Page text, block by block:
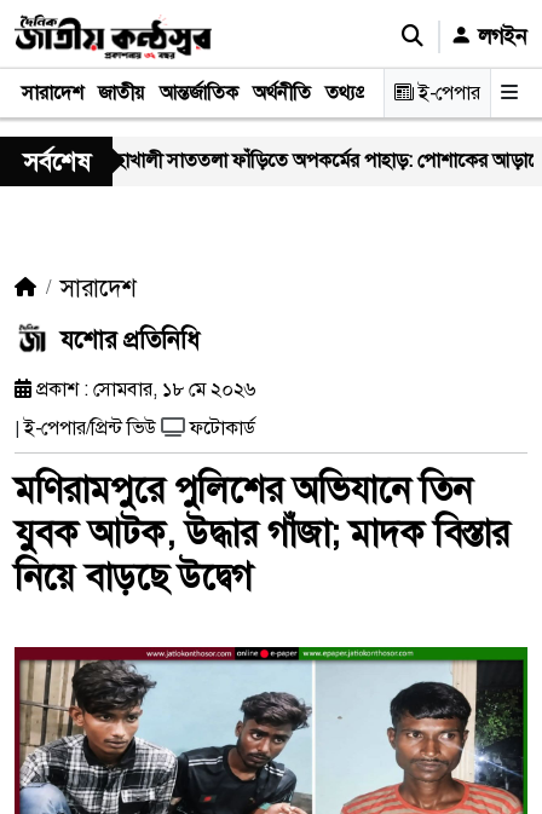
লগইন
সারাদেশ জাতীয় আন্তর্জাতিক অর্থনীতি তথ্যপ্রযুক্তি স্বাস্থ্য আইন-
ই-পেপার
সর্বশেষ
মহাখালী সাততলা ফাঁড়িতে অপকর্মের পাহাড়: পোশাকের আড়ালে
সারাদেশ
যশোর প্রতিনিধি
প্রকাশ : সোমবার, ১৮ মে ২০২৬
| ই-পেপার/প্রিন্ট ভিউ ফটোকার্ড
মণিরামপুরে পুলিশের অভিযানে তিন
যুবক আটক, উদ্ধার গাঁজা; মাদক বিস্তার
নিয়ে বাড়ছে উদ্বেগ